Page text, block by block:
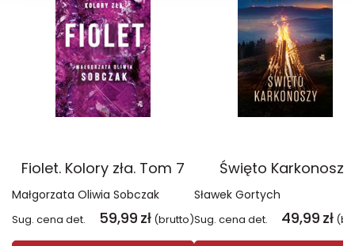
Fiolet. Kolory zła. Tom 7
Małgorzata Oliwia Sobczak
Sug. cena det. 59,99 zł (brutto)
Święto Karkonoszy
Sławek Gortych
Sug. cena det. 49,99 zł